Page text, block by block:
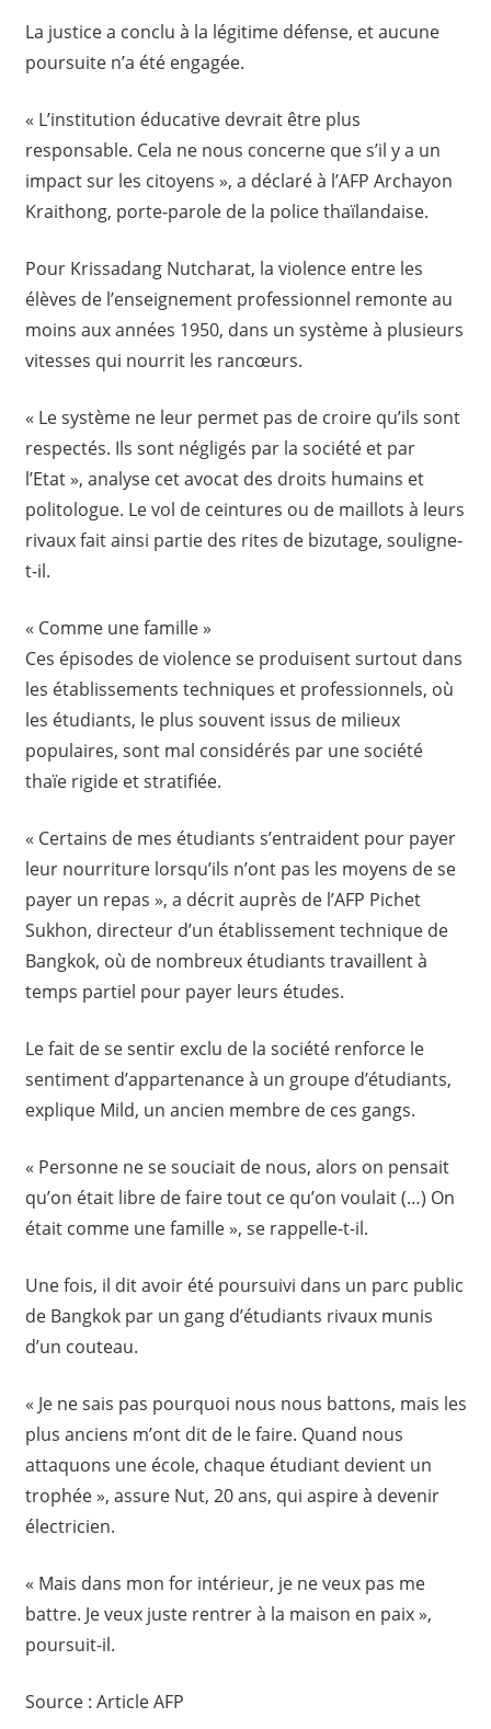
La justice a conclu à la légitime défense, et aucune
poursuite n’a été engagée.
« L’institution éducative devrait être plus
responsable. Cela ne nous concerne que s’il y a un
impact sur les citoyens », a déclaré à l’AFP Archayon
Kraithong, porte-parole de la police thaïlandaise.
Pour Krissadang Nutcharat, la violence entre les
élèves de l’enseignement professionnel remonte au
moins aux années 1950, dans un système à plusieurs
vitesses qui nourrit les rancœurs.
« Le système ne leur permet pas de croire qu’ils sont
respectés. Ils sont négligés par la société et par
l’Etat », analyse cet avocat des droits humains et
politologue. Le vol de ceintures ou de maillots à leurs
rivaux fait ainsi partie des rites de bizutage, souligne-
t-il.
« Comme une famille »
Ces épisodes de violence se produisent surtout dans
les établissements techniques et professionnels, où
les étudiants, le plus souvent issus de milieux
populaires, sont mal considérés par une société
thaïe rigide et stratifiée.
« Certains de mes étudiants s’entraident pour payer
leur nourriture lorsqu’ils n’ont pas les moyens de se
payer un repas », a décrit auprès de l’AFP Pichet
Sukhon, directeur d’un établissement technique de
Bangkok, où de nombreux étudiants travaillent à
temps partiel pour payer leurs études.
Le fait de se sentir exclu de la société renforce le
sentiment d’appartenance à un groupe d’étudiants,
explique Mild, un ancien membre de ces gangs.
« Personne ne se souciait de nous, alors on pensait
qu’on était libre de faire tout ce qu’on voulait (…) On
était comme une famille », se rappelle-t-il.
Une fois, il dit avoir été poursuivi dans un parc public
de Bangkok par un gang d’étudiants rivaux munis
d’un couteau.
« Je ne sais pas pourquoi nous nous battons, mais les
plus anciens m’ont dit de le faire. Quand nous
attaquons une école, chaque étudiant devient un
trophée », assure Nut, 20 ans, qui aspire à devenir
électricien.
« Mais dans mon for intérieur, je ne veux pas me
battre. Je veux juste rentrer à la maison en paix »,
poursuit-il.
Source : Article AFP